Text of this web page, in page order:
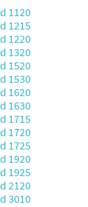
1120
1215
1220
1320
1520
1530
1620
1630
1715
1720
1725
1920
1925
2120
3010